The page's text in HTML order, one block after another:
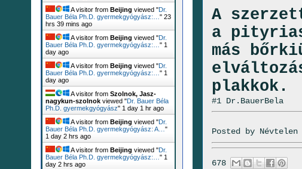
A
a
más
plakkok.
#1 Dr.BauerBela
Posted by Névtelen
678
A visitor from Beijing viewed "Dr.
Bauer Béla Ph.D. gyermekgyógyász:… " 23
hrs 39 mins ago
A visitor from Beijing viewed "Dr.
Bauer Béla Ph.D. gyermekgyógyász:… " 1
day ago
A visitor from Beijing viewed "Dr.
Bauer Béla Ph.D. gyermekgyógyász:… " 1
day ago
A visitor from Szolnok, Jasz-
nagykun-szolnok viewed "Dr. Bauer Béla
Ph.D. gyermekgyógyász" 1 day 1 hr ago
A visitor from Beijing viewed "Dr.
Bauer Béla Ph.D. gyermekgyógyász: A… "
1 day 2 hrs ago
A visitor from Beijing viewed "Dr.
Bauer Béla Ph.D. gyermekgyógyász:… " 1
day 2 hrs ago